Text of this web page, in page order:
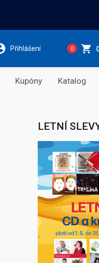
Přihlášení 0
Kupóny Katalog
LETNÍ